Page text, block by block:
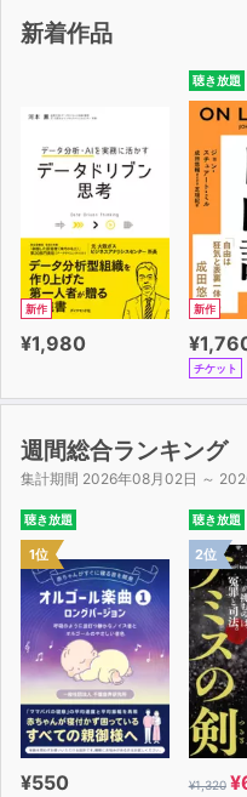
序 章 疲労を科学するには
第1章 生理的疲労とはな
第2章 慢性疲労症候群 病
第3章 うつ病 究極の病的
第4章 新型コロナ後遺症
第5章 ついにすべてがつ
第6章 人類にとって疲労
新着作品
新作
¥1,980
聴き放題
新作
チケット
週間総合ランキング
集計期間 2026年08月02日 ～
聴き放題
1位
¥550
聴き放題
2位
¥1,320